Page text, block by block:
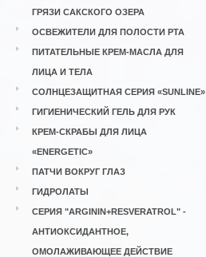
ГРЯЗИ САКСКОГО ОЗЕРА
ОСВЕЖИТЕЛИ ДЛЯ ПОЛОСТИ РТА
ПИТАТЕЛЬНЫЕ КРЕМ-МАСЛА ДЛЯ
ЛИЦА И ТЕЛА
СОЛНЦЕЗАЩИТНАЯ СЕРИЯ «SUNLINE»
ГИГИЕНИЧЕСКИЙ ГЕЛЬ ДЛЯ РУК
КРЕМ-СКРАБЫ ДЛЯ ЛИЦА
«ENERGETIC»
ПАТЧИ ВОКРУГ ГЛАЗ
ГИДРОЛАТЫ
СЕРИЯ "ARGININ+RESVERATROL" -
АНТИОКСИДАНТНОЕ,
ОМОЛАЖИВАЮЩЕЕ ДЕЙСТВИЕ